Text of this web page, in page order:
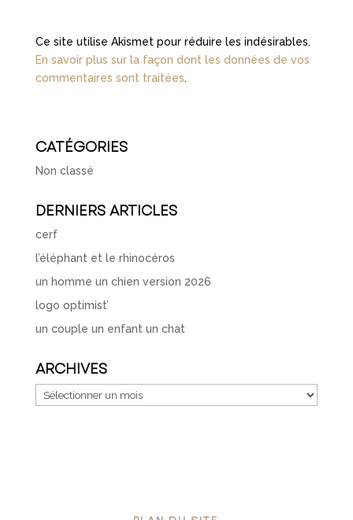
Ce site utilise Akismet pour réduire les indésirables.
En savoir plus sur la façon dont les données de vos
commentaires sont traitées.
CATÉGORIES
Non classé
DERNIERS ARTICLES
cerf
l’éléphant et le rhinocéros
un homme un chien version 2026
logo optimist’
un couple un enfant un chat
ARCHIVES
Archives